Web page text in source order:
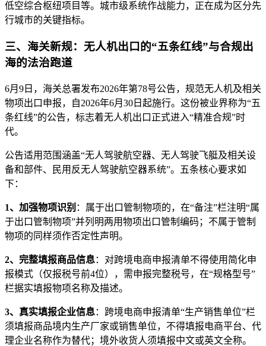
低空综合枢纽项目等。城市级系统作战能力，正在成为区分先
行城市的关键指标。
三、海关新规：无人机出口的“五条红线”与合规出
海的法治跑道
6月9日，海关总署发布2026年第78号公告，规范无人机及相关
物项出口申报，自2026年6月30日起施行。这份被业界称为“五
条红线”的公告，标志着无人机出口正式进入“精准合规”时
代。
公告适用范围涵盖“无人驾驶航空器、无人驾驶飞艇及相关设
备和部件、民用反无人驾驶航空器系统”。五条核心要求如
下：
1、加强物项识别 ：属于出口管制物项的，在“备注”栏注明“属
于出口管制物项”并列明两用物项出口管制编码；不属于管制
物项的同样须作否定性声明。
2、完整填报商品信息：对跨境电商申报清单不得使用简化申
报模式（仅报税号前4位），需申报完整税号，在“规格型号”
栏据实填报物项名称及描述。
3、真实填报企业信息：跨境电商申报清单“生产销售单位”栏
须填报商品境内生产厂家或销售单位，不得填报电商平台、代
理企业名称作为替代；境外收货人须填报中文或英文全称。